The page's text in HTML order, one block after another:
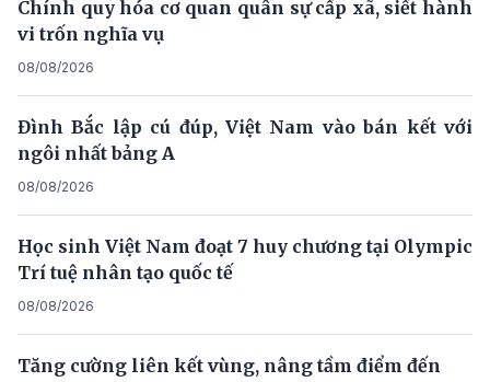
Chính quy hóa cơ quan quân sự cấp xã, siết hành
vi trốn nghĩa vụ
08/08/2026
Đình Bắc lập cú đúp, Việt Nam vào bán kết với
ngôi nhất bảng A
08/08/2026
Học sinh Việt Nam đoạt 7 huy chương tại Olympic
Trí tuệ nhân tạo quốc tế
08/08/2026
Tăng cường liên kết vùng, nâng tầm điểm đến